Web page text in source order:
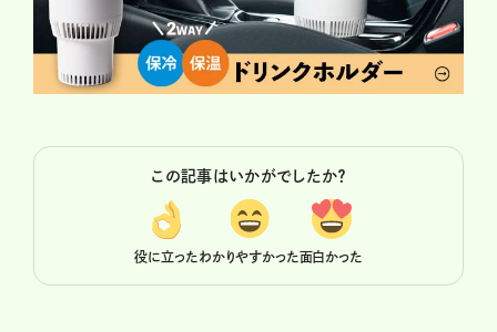
この記事はいかがでしたか？
役に立ったわかりやすかった面白かった